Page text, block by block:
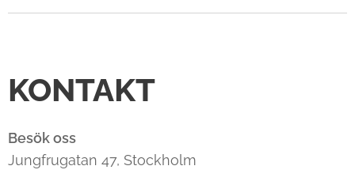
KONTAKT
Besök oss
Jungfrugatan 47, Stockholm